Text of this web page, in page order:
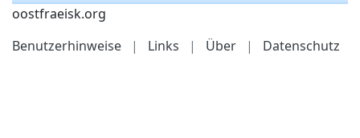
oostfraeisk.org
Benutzerhinweise
| Links | Über | Datenschutz